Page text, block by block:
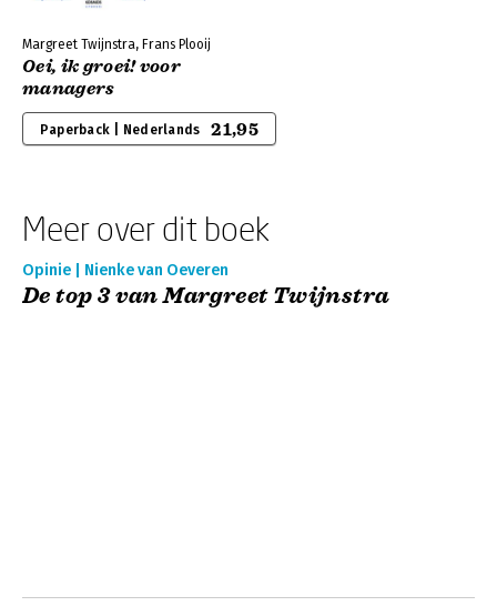
Margreet Twijnstra, Frans Plooij
Oei, ik groei! voor
managers
Paperback | Nederlands 21,95
Meer over dit boek
Opinie | Nienke van Oeveren
De top 3 van Margreet Twijnstra